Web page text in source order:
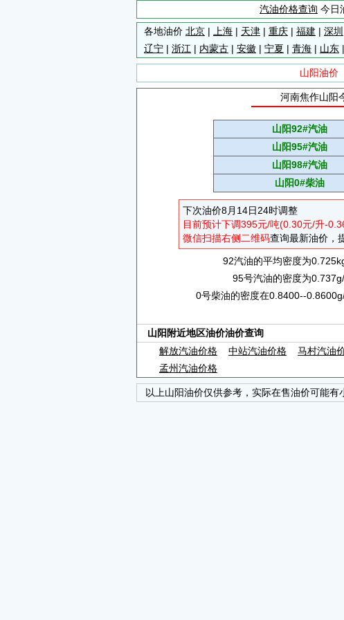
汽油价格查询 今日
各地油价 北京 | 上海 | 天津 | 重庆 | 福建 | 深圳
辽宁 | 浙江 | 内蒙古 | 安徽 | 宁夏 | 青海 | 山东 |
山阳油价
河南焦作山阳
山阳92#汽油
山阳95#汽油
山阳98#汽油
山阳0#柴油
下次油价8月14日24时调整
目前预计下调395元/吨(0.30元/升-
微信扫描右侧二维码查询最新油价，
92汽油的平均密度为
95号汽油的密度为
0号柴油的密度在0.8400--
山阳附近地区油价油价查询
解放汽油价格
中站汽油价格 马村汽油
孟州汽油价格
以上山阳油价仅供参考，实际在售油价可能